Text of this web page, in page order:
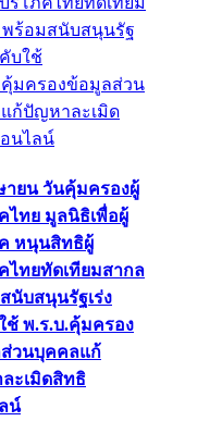
ายน วันคุ้มครองผู้
ไทย มูลนิธิเพื่อผู้
หนุนสิทธิผู้
ไทยทัดเทียมสากล
นับสนุนรัฐเร่ง
ช้ พ.ร.บ.คุ้มครอง
วนบุคคลแก้
ะเมิดสิทธิ
น์